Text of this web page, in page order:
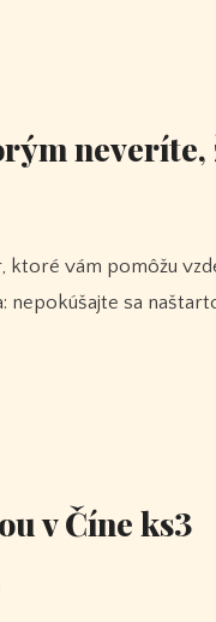
neveríte,
nepokúšajte sa
v Číne ks3